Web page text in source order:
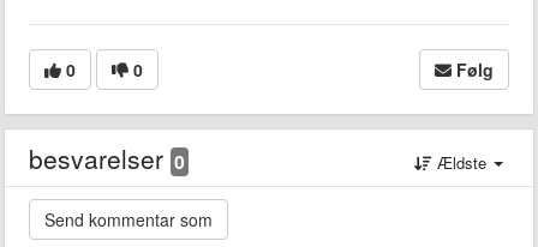
0 0 Følg
besvarelser 0 Ældste